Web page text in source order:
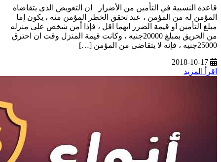
قاعدة النسبية في التأمين من الأضرار ان التعويض الذي يتقاضاه
المؤمن له من المؤمن ، عند تحقق الخطر المؤمن منه ، يكون إما
مبلغ التأمين او قيمة الضرر ايهما اقل ، فإذا أمن شخص على منزله
من الحريق بمبلغ 20000جنيه ، وكانت قيمة المنزل وقت ان احترق
25000جنيه ، فإنه لا يتقاضى من المؤمن […]
2018-10-17
اقرأ المزيد